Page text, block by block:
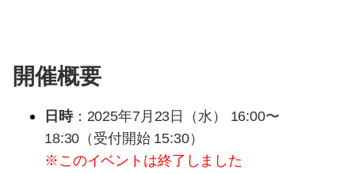
開催概要
日時：2025年7月23日（水） 16:00〜
18:30（受付開始 15:30）
※このイベントは終了しました